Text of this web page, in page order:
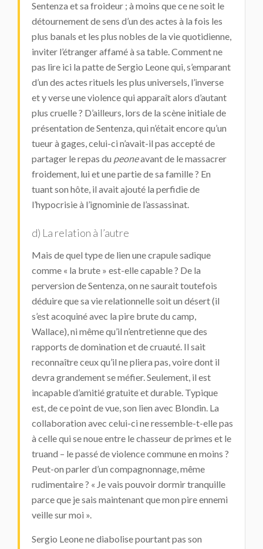
Sentenza et sa froideur ; à moins que ce ne soit le
détournement de sens d’un des actes à la fois les
plus banals et les plus nobles de la vie quotidienne,
inviter l’étranger affamé à sa table. Comment ne
pas lire ici la patte de Sergio Leone qui, s’emparant
d’un des actes rituels les plus universels, l’inverse
et y verse une violence qui apparaît alors d’autant
plus cruelle ? D’ailleurs, lors de la scène initiale de
présentation de Sentenza, qui n’était encore qu’un
tueur à gages, celui-ci n’avait-il pas accepté de
partager le repas du peoneavant de le massacrer
froidement, lui et une partie de sa famille ? En
tuant son hôte, il avait ajouté la perfidie de
l’hypocrisie à l’ignominie de l’assassinat.
d) La relation à l’autre
Mais de quel type de lien une crapule sadique
comme « la brute » est-elle capable ? De la
perversion de Sentenza, on ne saurait toutefois
déduire que sa vie relationnelle soit un désert (il
s’est acoquiné avec la pire brute du camp,
Wallace), ni même qu’il n’entretienne que des
rapports de domination et de cruauté. Il sait
reconnaître ceux qu’il ne pliera pas, voire dont il
devra grandement se méfier. Seulement, il est
incapable d’amitié gratuite et durable. Typique
est, de ce point de vue, son lien avec Blondin. La
collaboration avec celui-ci ne ressemble-t-elle pas
à celle qui se noue entre le chasseur de primes et le
truand – le passé de violence commune en moins ?
Peut-on parler d’un compagnonnage, même
rudimentaire ? « Je vais pouvoir dormir tranquille
parce que je sais maintenant que mon pire ennemi
veille sur moi ».
Sergio Leone ne diabolise pourtant pas son